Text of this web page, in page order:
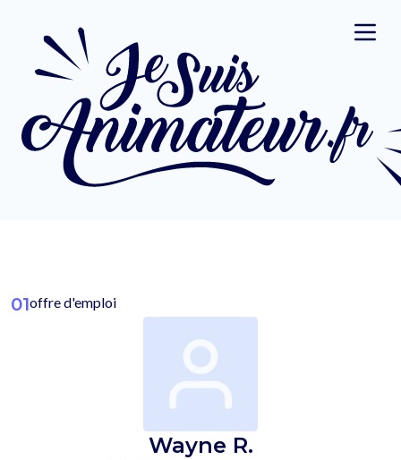
01offre d'emploi
Wayne R.